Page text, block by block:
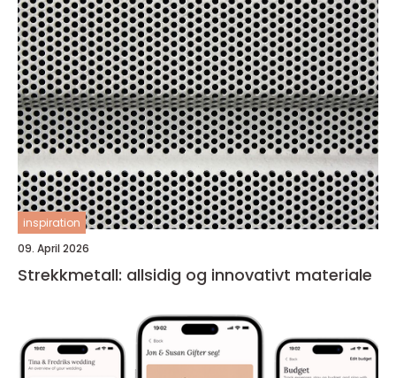
inspiration
09. April 2026
Strekkmetall: allsidig og innovativt materiale